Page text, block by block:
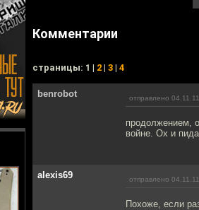
Комментарии
cтраницы: 1 | 2 | 3 | 4
benrobot отправлено
продолжением,
войне. Ох и
alexis69 отправлено
Похоже, если